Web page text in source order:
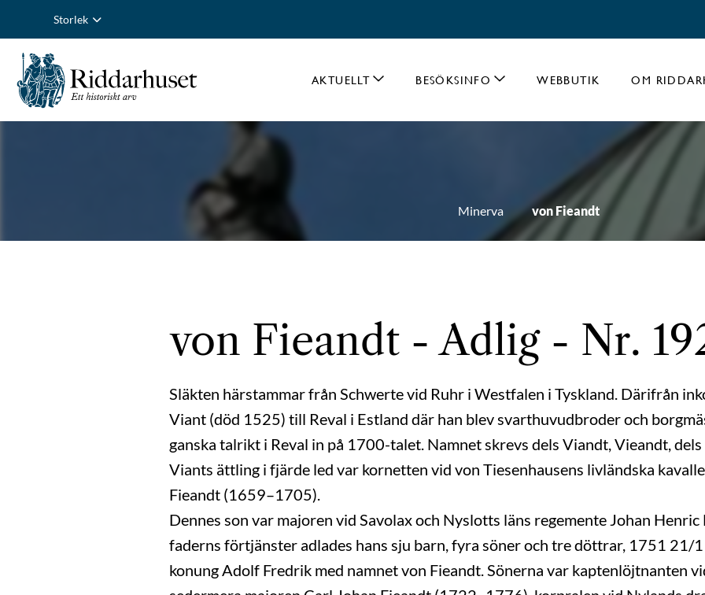
Storlek
AKTUELLT BESÖKSINFO WEBBUTIK OM
Minerva von Fieandt
von Fieandt - Adlig - Nr.
Släkten härstammar från Schwerte vid Ruhr i Westfalen i Tyskland. Därifrån
Viant (död 1525) till Reval i Estland där han blev svarthuvudbroder och
ganska talrikt i Reval in på 1700-talet. Namnet skrevs dels Viandt, Vieandt,
Viants ättling i fjärde led var kornetten vid von Tiesenhausens livländska
Fieandt (1659–1705).
Dennes son var majoren vid Savolax och Nyslotts läns regemente Johan
faderns förtjänster adlades hans sju barn, fyra söner och tre döttrar, 1751 21/
konung Adolf Fredrik med namnet von Fieandt. Sönerna var kaptenlöjtnanten